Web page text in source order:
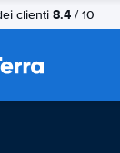
clienti 8.4 / 10